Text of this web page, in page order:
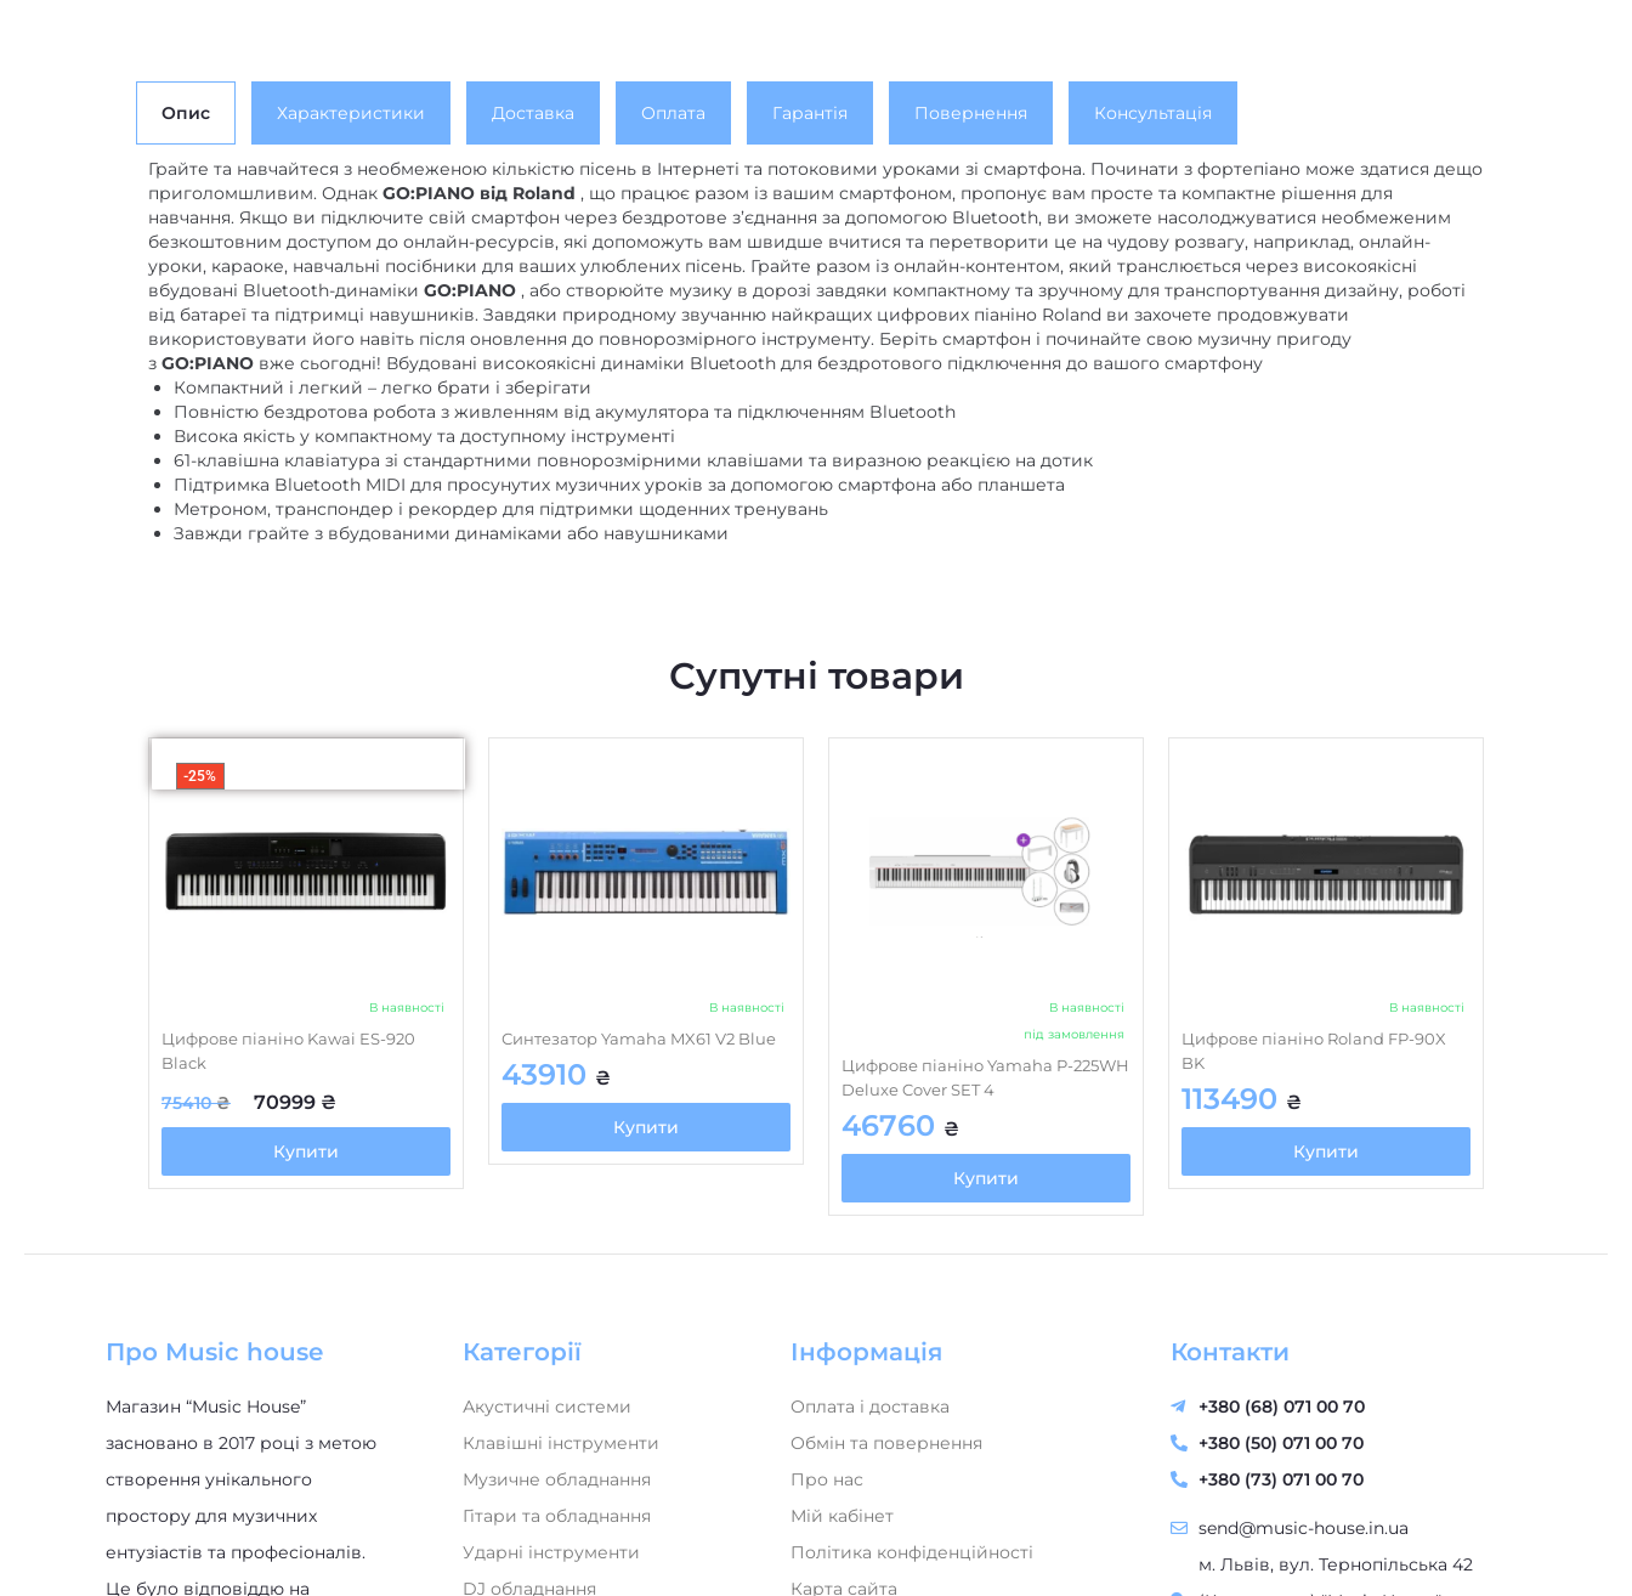
Рівень
Мікрофон
Ефекти
реверберація,хорус,
мультиефекти
Автоакомпанемент, кількість стилів ні
Кількість композицій і нот записи 30000 нот,99 п'єс
Лінійний аудіовихід Ні
Акустична система, кількість динаміків /
Опис Характеристики Доставка Оплата Гарантія Повернення Консультація
Грайте та навчайтеся з необмеженою кількістю пісень в Інтернеті та потоковими уроками зі смартфона. Починати з фортепіано може здатися дещо
приголомшливим. Однак GO:PIANO від Roland , що працює разом із вашим смартфоном, пропонує вам просте та компактне рішення для
навчання. Якщо ви підключите свій смартфон через бездротове з’єднання за допомогою Bluetooth, ви зможете насолоджуватися необмеженим
безкоштовним доступом до онлайн-ресурсів, які допоможуть вам швидше вчитися та перетворити це на чудову розвагу, наприклад, онлайн-
уроки, караоке, навчальні посібники для ваших улюблених пісень. Грайте разом із онлайн-контентом, який транслюється через високоякісні
вбудовані Bluetooth-динаміки GO:PIANO , або створюйте музику в дорозі завдяки компактному та зручному для транспортування дизайну, роботі
від батареї та підтримці навушників. Завдяки природному звучанню найкращих цифрових піаніно Roland ви захочете продовжувати
використовувати його навіть після оновлення до повнорозмірного інструменту. Беріть смартфон і починайте свою музичну пригоду
з GO:PIANO вже сьогодні! Вбудовані високоякісні динаміки Bluetooth для бездротового підключення до вашого смартфону
Компактний і легкий – легко брати і зберігати
Повністю бездротова робота з живленням від акумулятора та підключенням Bluetooth
Висока якість у компактному та доступному інструменті
61-клавішна клавіатура зі стандартними повнорозмірними клавішами та виразною реакцією на дотик
Підтримка Bluetooth MIDI для просунутих музичних уроків за допомогою смартфона або планшета
Метроном, транспондер і рекордер для підтримки щоденних тренувань
Завжди грайте з вбудованими динаміками або навушниками
Супутні товари
-25%
В наявності
Цифрове піаніно Kawai ES-920
Black
75410₴ 70999 ₴
Купити
В наявності
Синтезатор Yamaha MX61 V2 Blue
43910 ₴
Купити
В наявності
під замовлення
Цифрове піаніно Yamaha P-225WH
Deluxe Cover SET 4
46760 ₴
Купити
В наявності
Цифрове піаніно Roland FP-90X
BK
113490 ₴
Купити
Про Music house
Магазин “Music House”
засновано в 2017 році з метою
створення унікального
простору для музичних
ентузіастів та професіоналів.
Це було відповіддю на
Категорії
Акустичні системи
Клавішні інструменти
Музичне обладнання
Гітари та обладнання
Ударні інструменти
DJ обладнання
Інформація
Оплата і доставка
Обмін та повернення
Про нас
Мій кабінет
Політика конфіденційності
Карта сайта
Контакти
+380 (68) 071 00 70
+380 (50) 071 00 70
+380 (73) 071 00 70
send@music-house.in.ua
м. Львів, вул. Тернопільська 42